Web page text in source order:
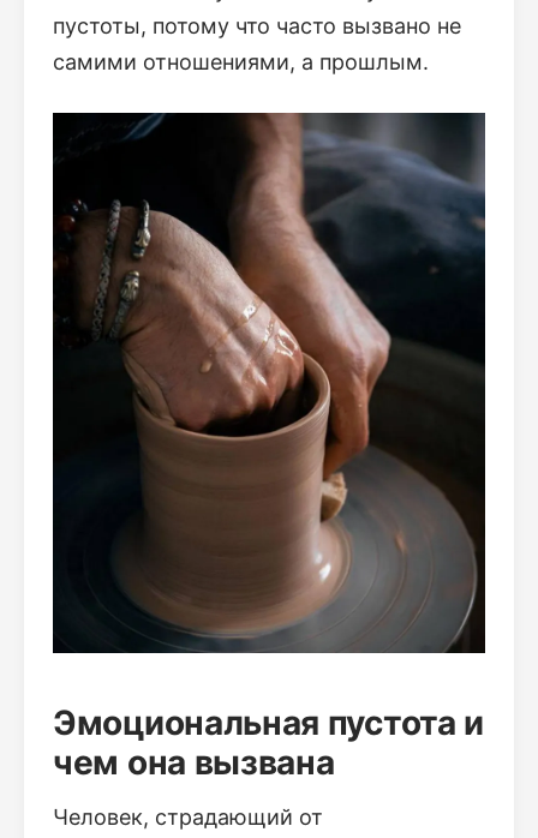
пустоты, потому что часто вызвано не
самими отношениями, а прошлым.
Эмоциональная пустота и
чем она вызвана
Человек, страдающий от